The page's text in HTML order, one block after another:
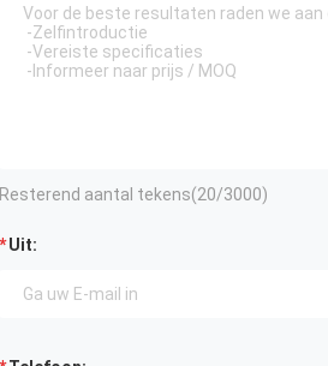
Resterend aantal tekens(20/3000)
Uit: